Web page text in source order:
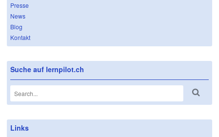
Presse
News
Blog
Kontakt
Suche auf lernpilot.ch
Links